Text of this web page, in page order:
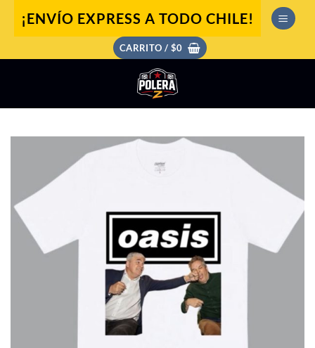
¡ENVÍO EXPRESS A TODO CHILE!
CARRITO / $0